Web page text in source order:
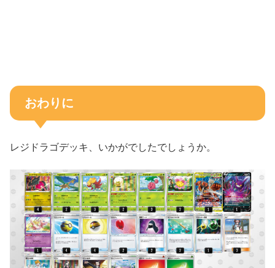
おわりに
レジドラゴデッキ、いかがでしたでしょうか。